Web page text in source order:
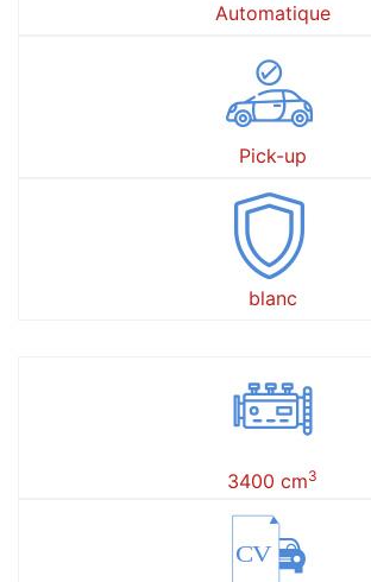
Automatique
Pick-up
blanc
3400 cm3
CV